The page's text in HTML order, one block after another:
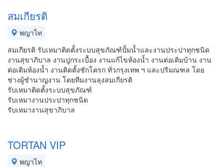
สมเกียรติ
พญาไท
สมเกียรติ รับเหมาติดตั้งระบบสุขภัณฑ์ปั้มน้ำและงานประปาทุกชนิด
งานสุขาภิบาล งานปูกระเบื้อง งานแก้ไขห้องน้ำ งานต่อเติมบ้าน งาน
ต่อเติมห้องน้ำ งานติดตั้งชักโครก ทั่วกรุงเทพ ฯ และปริมณฑล โดย
ช่างผู้ชำนาญงาน โดยทีมงานลุงสมเกียรติ
รับเหมาติดตั้งระบบสุขภัณฑ์
รับเหมางานประปาทุกชนิด
รับเหมางานสุขาภิบาล
TORTAN VIP
พญาไท